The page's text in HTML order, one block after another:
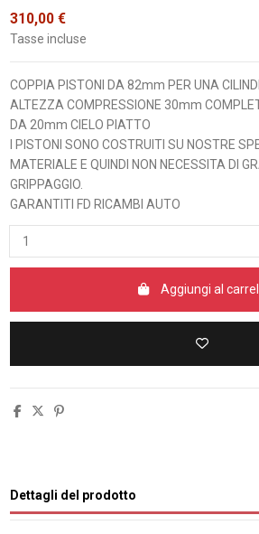
310,00 €
Tasse incluse
COPPIA PISTONI DA 82mm PER UNA
ALTEZZA COMPRESSIONE 30mm
DA 20mm CIELO PIATTO
I PISTONI SONO COSTRUITI SU NOSTRE
MATERIALE E QUINDI NON NECESSITA DI
GRIPPAGGIO.
GARANTITI FD RICAMBI AUTO
Aggiungi al
Dettagli del prodotto